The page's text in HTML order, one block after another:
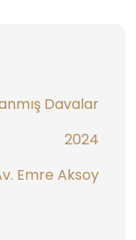
Davalar
2024
Emre Aksoy